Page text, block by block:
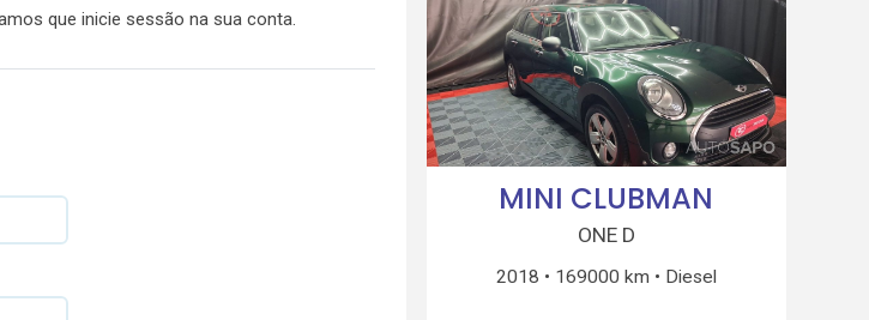
que inicie sessão na sua conta.
MINI CLUBMAN
ONE D
2018 169000 km Diesel